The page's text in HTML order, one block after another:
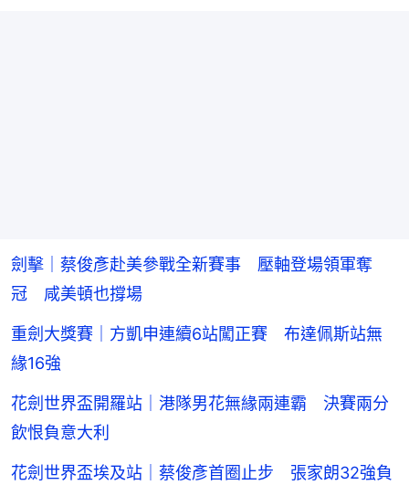
劍擊｜蔡俊彥赴美參戰全新賽事 壓軸登場領軍奪
冠 咸美頓也撐場
重劍大獎賽｜方凱申連續6站闖正賽 布達佩斯站無
緣16強
花劍世界盃開羅站｜港隊男花無緣兩連霸 決賽兩分
飲恨負意大利
花劍世界盃埃及站｜蔡俊彥首圈止步 張家朗32強負